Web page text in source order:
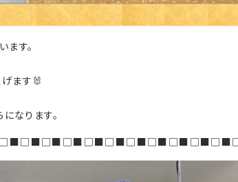
ます。
ます🐰
なります。